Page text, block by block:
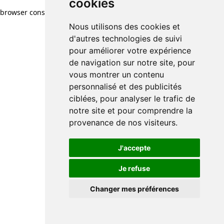
cookies
Nous utilisons des cookies et
d'autres technologies de suivi
pour améliorer votre expérience
de navigation sur notre site, pour
vous montrer un contenu
personnalisé et des publicités
ciblées, pour analyser le trafic de
notre site et pour comprendre la
provenance de nos visiteurs.
J'accepte
Je refuse
Changer mes préférences
browser console for more information)